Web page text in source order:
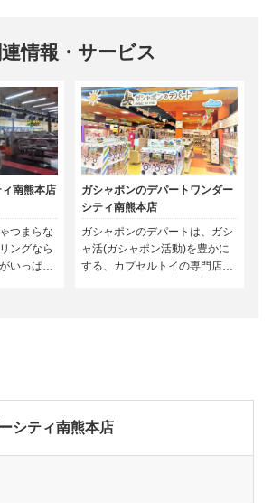
連情報・サービス
南熊本店
つまらな
ングなら
いっぱ
ガシャポンのデパートワンダー
シティ南熊本店
ガシャポンのデパートは、ガシ
ャ活(ガシャポン活動)を豊かに
する、カプセルトイの専門店で
シティ南熊本店